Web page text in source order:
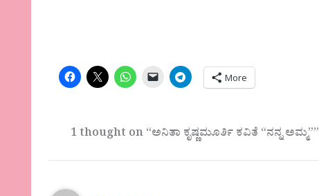
More
1 thought on “ಅನಿತಾ ಕೃಷ್ಣಮೂರ್ತಿ ಕವಿತೆ “ನನ್ನ ಅಮ್ಮ””